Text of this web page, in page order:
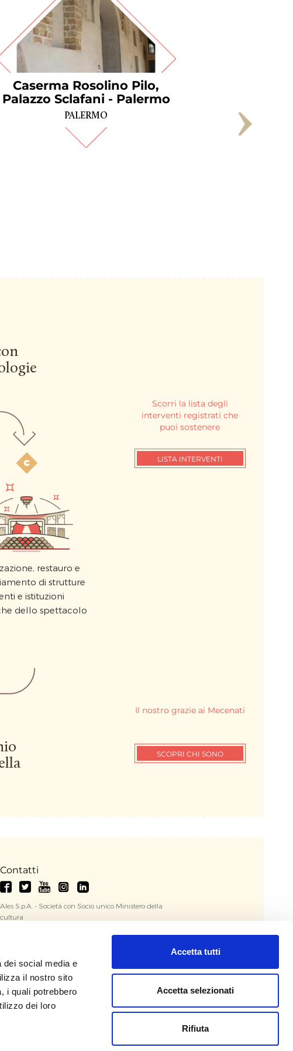
dei social media e
il nostro sito
i quali potrebbero
dei loro
Accetta tutti
Accetta selezionati
Rifiuta
Caserma Rosolino Pilo,
Palazzo Sclafani - Palermo
PALERMO
restauro e
di strutture
e istituzioni
dello spettacolo
Scorri la lista degli
interventi registrati che
puoi sostenere
LISTA INTERVENTI
Il nostro grazie ai Mecenati
SCOPRI CHI SONO
Contatti
Ales S.p.A. - Società con Socio unico Ministero della
cultura
Per problemi di natura tecnica sulla piattaforma